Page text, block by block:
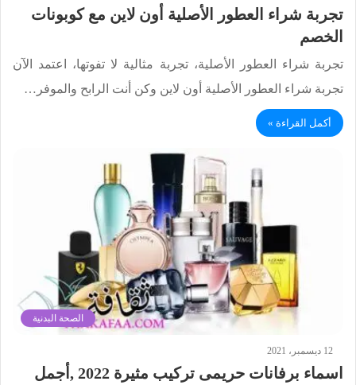
تجربة شراء العطور الأصلية أون لاين مع كوبونات
الخصم
تجربة شراء العطور الأصلية، تجربة مثالية لا تفوتها، اعتمد الآن
تجربة شراء العطور الأصلية أون لاين وكن أنت الرابح والموفر…
أكمل القراءة »
الصحة البدنية
12 ديسمبر، 2021
اسماء برفانات حريمى تركيب مثيرة 2022 ,أجمل